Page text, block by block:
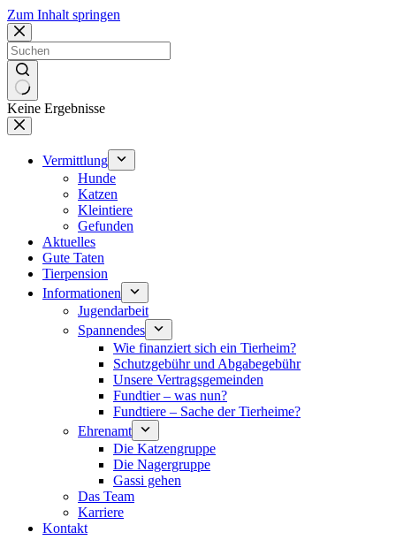
Zum Inhalt springen
Keine Ergebnisse
Vermittlung
Hunde
Katzen
Kleintiere
Gefunden
Aktuelles
Gute Taten
Tierpension
Informationen
Jugendarbeit
Spannendes
Wie finanziert sich ein Tierheim?
Schutzgebühr und Abgabegebühr
Unsere Vertragsgemeinden
Fundtier – was nun?
Fundtiere – Sache der Tierheime?
Ehrenamt
Die Katzengruppe
Die Nagergruppe
Gassi gehen
Das Team
Karriere
Kontakt